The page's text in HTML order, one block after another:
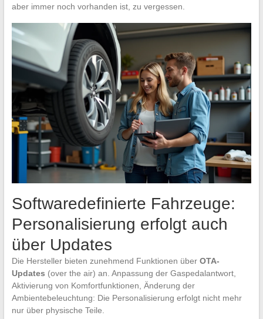
aber immer noch vorhanden ist, zu vergessen.
Softwaredefinierte Fahrzeuge:
Personalisierung erfolgt auch
über Updates
Die Hersteller bieten zunehmend Funktionen über OTA-
Updates (over the air) an. Anpassung der Gaspedalantwort,
Aktivierung von Komfortfunktionen, Änderung der
Ambientebeleuchtung: Die Personalisierung erfolgt nicht mehr
nur über physische Teile.